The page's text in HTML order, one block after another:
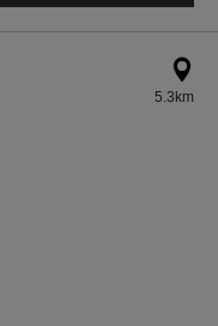
5.3km